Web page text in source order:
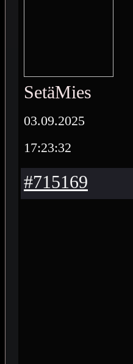
SetäMies
03.09.2025
17:23:32
#715169